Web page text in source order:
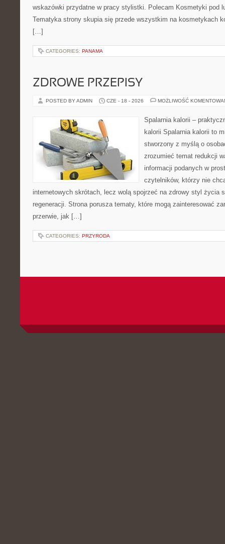
wskazówki przydatne w pracy stylistki. Polecam Kosmetyki pod
Tematyka strony skupia się przede wszystkim na kosmetykach
[…]
CATEGORIES: PANAMA
ZDROWE PRZEPISY
POSTED BY ADMIN CZE - 18 - 2026 MOŻLIWOŚĆ
Spalarnia kalorii –
kalorii Spalarnia kalorii to
stworzony z myślą o
zrozumieć temat redukcji
informacji podanych w
czytelników, którzy nie
internetowych skrótach, lecz wolą spojrzeć na zdrowy styl życia
regeneracji. Strona porusza tematy, które mogą zainteresować
przerwie, jak […]
CATEGORIES: PRZYRODA